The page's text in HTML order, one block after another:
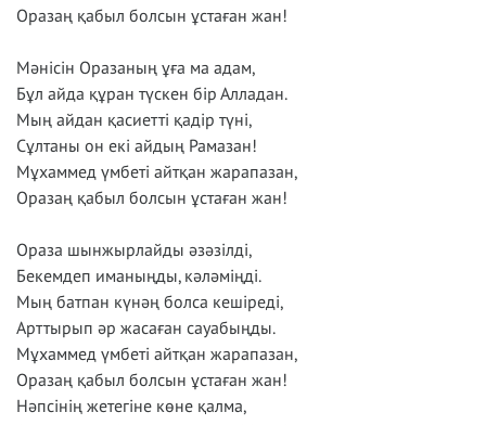
Оразаң қабыл болсын ұстаған жан!
Мәнісін Оразаның ұға ма адам,
Бұл айда құран түскен бір Алладан.
Мың айдан қасиетті қадір түні,
Сұлтаны он екі айдың Рамазан!
Мұхаммед үмбеті айтқан жарапазан,
Оразаң қабыл болсын ұстаған жан!
Ораза шынжырлайды әзәзілді,
Бекемдеп иманыңды, кәләміңді.
Мың батпан күнәң болса кешіреді,
Арттырып әр жасаған сауабыңды.
Мұхаммед үмбеті айтқан жарапазан,
Оразаң қабыл болсын ұстаған жан!
Нәпсінің жетегіне көне қалма,